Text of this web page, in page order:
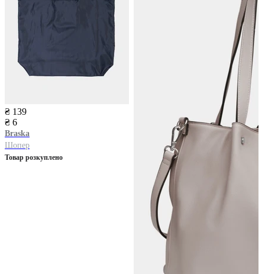
₴ 139
₴ 6
Braska
Шопер
Товар розкуплено